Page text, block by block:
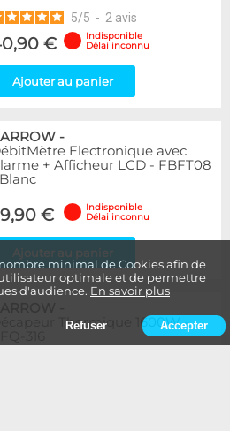
minimal de Cookies afin de
optimale et de permettre
d'audience. En savoir plus
Refuser Accepter
5/5 - 2 avis
€
Indisponible
Délai inconnu
Ajouter au panier
-
Electronique avec
+ Afficheur LCD - FBFT08
€
Indisponible
Délai inconnu
Ajouter au panier
Thermique 1600W -